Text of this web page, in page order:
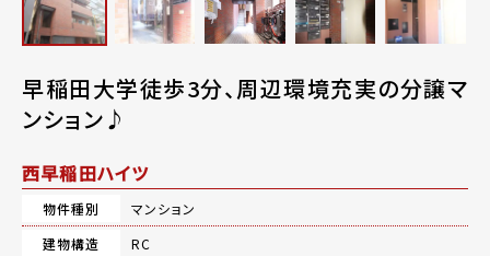
早稲田大学徒歩3分、周辺環境充実の分譲マ
ンション♪
西早稲田ハイツ
物件種別
マンション
建物構造
RC